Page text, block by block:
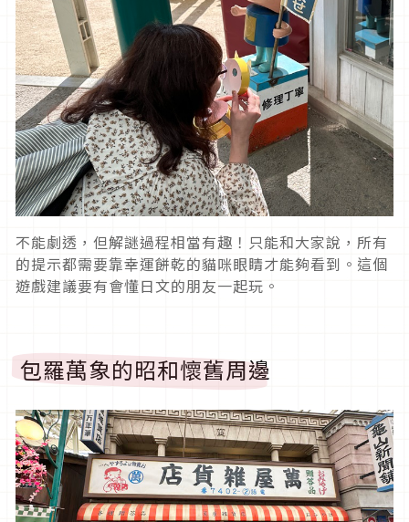
不能劇透，但解謎過程相當有趣！只能和大家說，所有
的提示都需要靠幸運餅乾的貓咪眼睛才能夠看到。這個
遊戲建議要有會懂日文的朋友一起玩。
包羅萬象的昭和懷舊周邊